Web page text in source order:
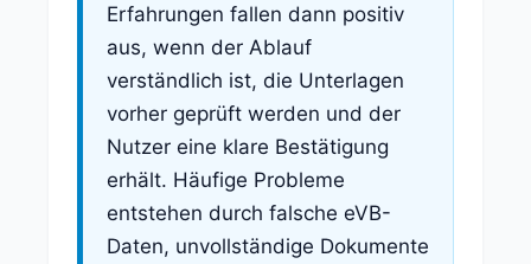
Erfahrungen fallen dann positiv
aus, wenn der Ablauf
verständlich ist, die Unterlagen
vorher geprüft werden und der
Nutzer eine klare Bestätigung
erhält. Häufige Probleme
entstehen durch falsche eVB-
Daten, unvollständige Dokumente